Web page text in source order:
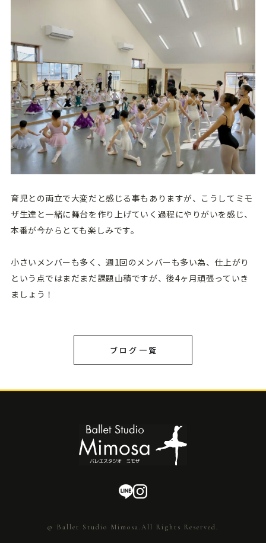
育児との両立で大変だと感じる事もありますが、こうしてミモ
ザ生達と一緒に舞台を作り上げていく過程にやりがいを感じ、
本番が今からとても楽しみです。
小さいメンバーも多く、週1回のメンバーも多い為、仕上がり
という点ではまだまだ課題山積ですが、後4ヶ月頑張っていき
ましょう！
ブログ一覧
© Ballet Studio Mimosa.All Rights Reserved.